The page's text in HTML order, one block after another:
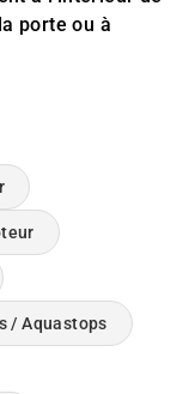
porte ou à
/ Aquastops